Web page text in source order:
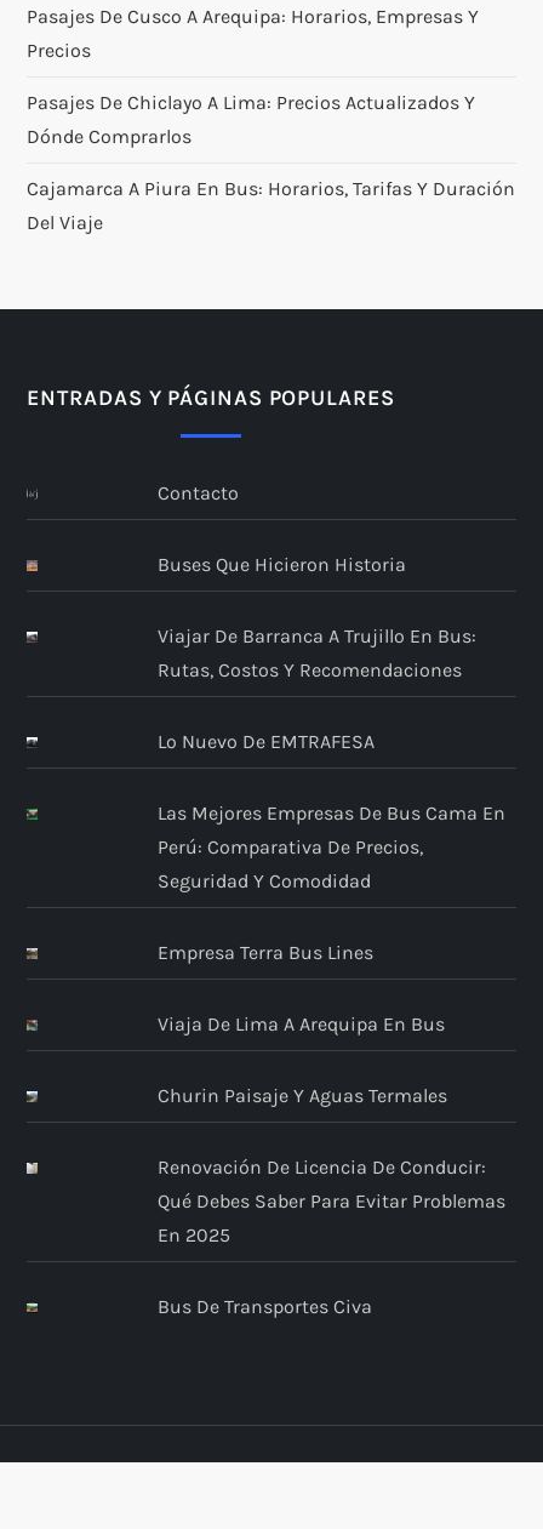
Pasajes De Cusco A Arequipa: Horarios, Empresas Y
Precios
Pasajes De Chiclayo A Lima: Precios Actualizados Y
Dónde Comprarlos
Cajamarca A Piura En Bus: Horarios, Tarifas Y Duración
Del Viaje
ENTRADAS Y PÁGINAS POPULARES
Contacto
Buses Que Hicieron Historia
Viajar De Barranca A Trujillo En Bus:
Rutas, Costos Y Recomendaciones
Lo Nuevo De EMTRAFESA
Las Mejores Empresas De Bus Cama En
Perú: Comparativa De Precios,
Seguridad Y Comodidad
Empresa Terra Bus Lines
Viaja De Lima A Arequipa En Bus
Churin Paisaje Y Aguas Termales
Renovación De Licencia De Conducir:
Qué Debes Saber Para Evitar Problemas
En 2025
Bus De Transportes Civa